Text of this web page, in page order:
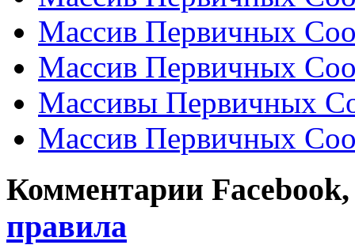
Массив Первичных
Массив Первичных
Массивы Первичных
Массив Первичных
Комментарии
правила